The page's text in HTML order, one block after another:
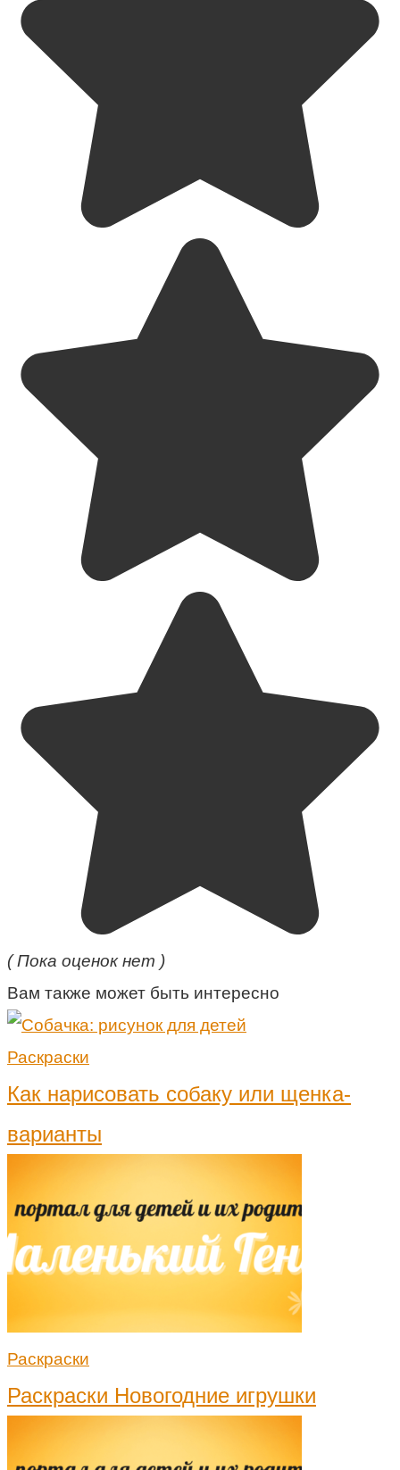
( Пока оценок нет )
Вам также может быть интересно
Раскраски
Как нарисовать собаку или щенка-
варианты
Раскраски
Раскраски Новогодние игрушки